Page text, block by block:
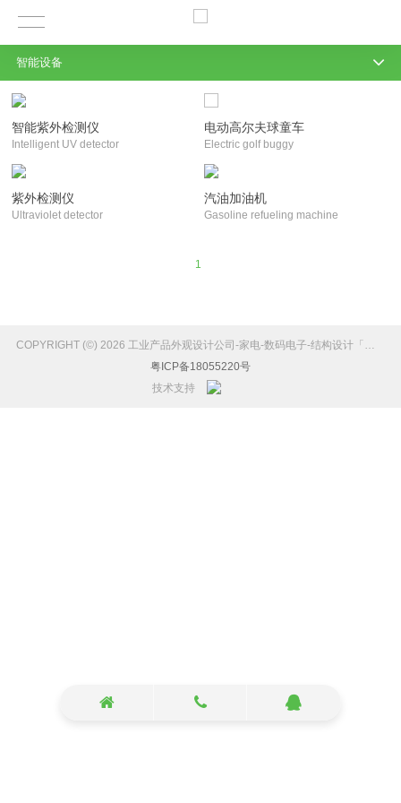
智能紫外检测仪
Intelligent UV detector
电动高尔夫球童车
Electric golf buggy
紫外检测仪
Ultraviolet detector
汽油加油机
Gasoline refueling machine
1
COPYRIGHT (©) 2026 工业产品外观设计公司-家电-数码电子-结构设计「维博设计」.
粤ICP备18055220号
技术支持
智能设备